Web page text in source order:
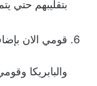
بتقليبهم حتي
قومي الان
والبابريكا